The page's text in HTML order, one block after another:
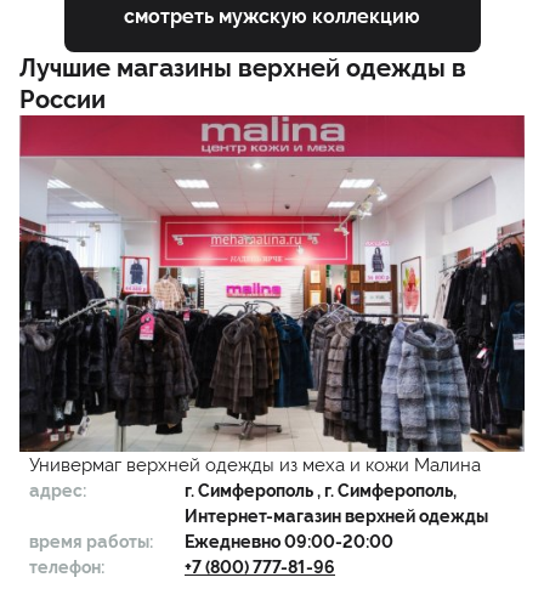
смотреть мужскую коллекцию
Лучшие магазины верхней одежды в
России
Универмаг верхней одежды из меха и кожи Малина
адрес: г.Симферополь, г. Симферополь,
Интернет-магазин верхней одежды
время работы:
Ежедневно 09:00-20:00
телефон:
+7 (800) 777-81-96